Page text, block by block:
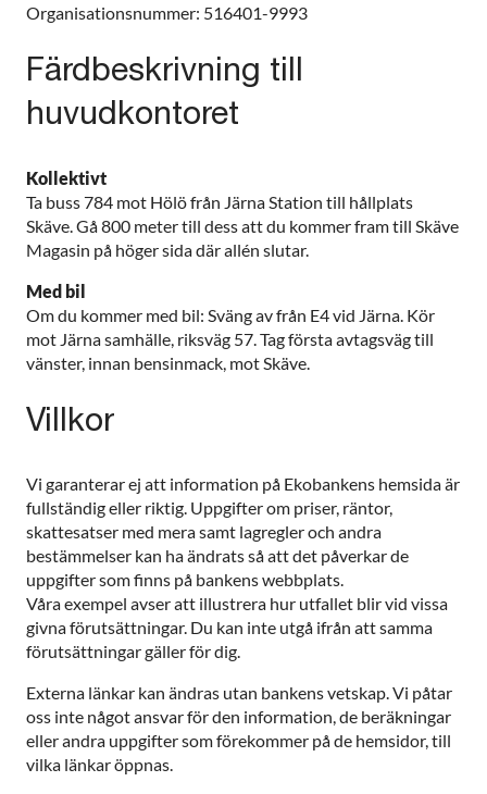
Organisationsnummer: 516401-9993
Färdbeskrivning till
huvudkontoret
Kollektivt
Ta buss 784 mot Hölö från Järna Station till hållplats
Skäve. Gå 800 meter till dess att du kommer fram till Skäve
Magasin på höger sida där allén slutar.
Med bil
Om du kommer med bil: Sväng av från E4 vid Järna. Kör
mot Järna samhälle, riksväg 57. Tag första avtagsväg till
vänster, innan bensinmack, mot Skäve.
Villkor
Vi garanterar ej att information på Ekobankens hemsida är
fullständig eller riktig. Uppgifter om priser, räntor,
skattesatser med mera samt lagregler och andra
bestämmelser kan ha ändrats så att det påverkar de
uppgifter som finns på bankens webbplats.
Våra exempel avser att illustrera hur utfallet blir vid vissa
givna förutsättningar. Du kan inte utgå ifrån att samma
förutsättningar gäller för dig.
Externa länkar kan ändras utan bankens vetskap. Vi påtar
oss inte något ansvar för den information, de beräkningar
eller andra uppgifter som förekommer på de hemsidor, till
vilka länkar öppnas.